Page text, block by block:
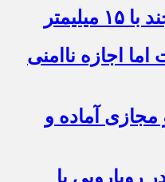
اجازه ناامنی
آماده و
رویارویی با